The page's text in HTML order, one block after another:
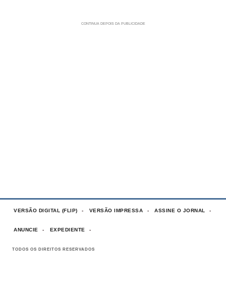
VERSÃO DIGITAL (FLIP) VERSÃO IMPRESSA ASSINE O JORNAL
ANUNCIE EXPEDIENTE
TODOS OS DIREITOS RESERVADOS